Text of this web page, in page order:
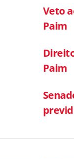
Veto
Paim
Paim